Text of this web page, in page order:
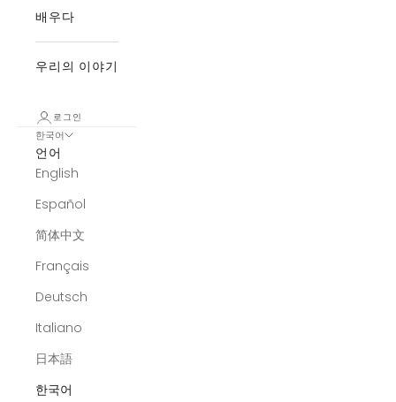
배우다
우리의 이야기
로그인
한국어
언어
English
Español
简体中文
Français
Deutsch
Italiano
日本語
한국어